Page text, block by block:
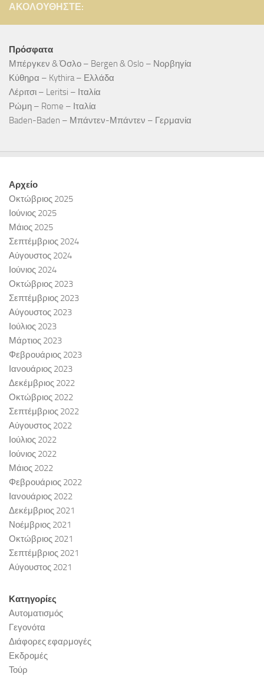
ΑΚΟΛΟΥΘΉΣΤΕ:
Πρόσφατα
Μπέργκεν & Όσλο – Bergen & Oslo – Νορβηγία
Κύθηρα – Kythira – Ελλάδα
Λέριτσι – Leritsi – Ιταλία
Ρώμη – Rome – Ιταλία
Baden-Baden – Μπάντεν-Μπάντεν – Γερμανία
Αρχείο
Οκτώβριος 2025
Ιούνιος 2025
Μάιος 2025
Σεπτέμβριος 2024
Αύγουστος 2024
Ιούνιος 2024
Οκτώβριος 2023
Σεπτέμβριος 2023
Αύγουστος 2023
Ιούλιος 2023
Μάρτιος 2023
Φεβρουάριος 2023
Ιανουάριος 2023
Δεκέμβριος 2022
Οκτώβριος 2022
Σεπτέμβριος 2022
Αύγουστος 2022
Ιούλιος 2022
Ιούνιος 2022
Μάιος 2022
Φεβρουάριος 2022
Ιανουάριος 2022
Δεκέμβριος 2021
Νοέμβριος 2021
Οκτώβριος 2021
Σεπτέμβριος 2021
Αύγουστος 2021
Κατηγορίες
Αυτοματισμός
Γεγονότα
Διάφορες εφαρμογές
Εκδρομές
Τούρ